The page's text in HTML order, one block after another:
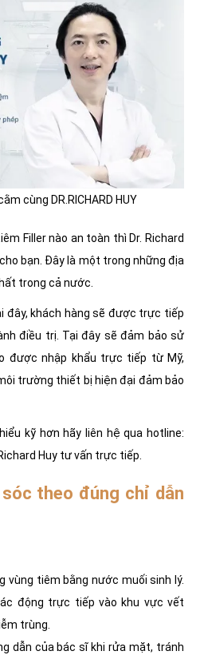
cùng DR.RICHARD HUY
Filler nào an toàn thì Dr. Richard
bạn. Đây là một trong những địa
trong cả nước.
đây, khách hàng sẽ được trực tiếp
điều trị. Tại đây sẽ đảm bảo sử
được nhập khẩu trực tiếp từ Mỹ,
trường thiết bị hiện đại đảm bảo
kỹ hơn hãy liên hệ qua hotline:
Huy tư vấn trực tiếp.
theo đúng chỉ dẫn
vùng tiêm bằng nước muối sinh lý.
động trực tiếp vào khu vực vết
trùng.
dẫn của bác sĩ khi rửa mặt, tránh